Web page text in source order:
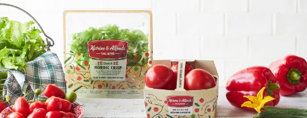
Jobs
Kontakt os